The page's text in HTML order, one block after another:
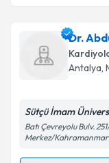
Dr. Erkan
Size bu
Kişisel
Dr.
Antalya,
Sütçü İmam
Batı Çevreyolu Bulv.
Merkez/